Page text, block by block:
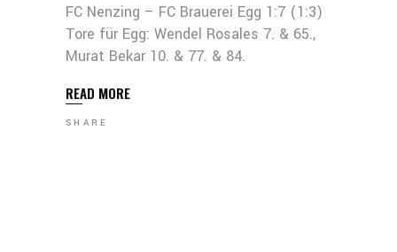
FC Nenzing – FC Brauerei Egg 1:7 (1:3)
Tore für Egg: Wendel Rosales 7. & 65.,
Murat Bekar 10. & 77. & 84.
READ MORE
SHARE